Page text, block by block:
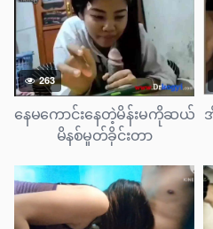
263
နေမကောင်းနေတဲ့မိန်းမကိုဆယ်
မိနစ်မှုတ်ခိုင်းတာ